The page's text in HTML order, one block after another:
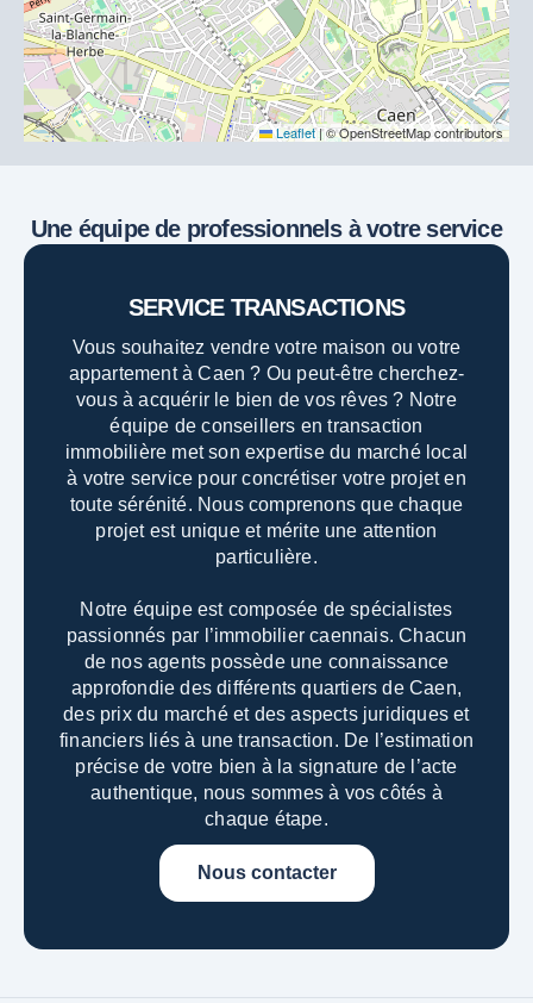
Leaflet|© OpenStreetMap contributors
Une équipe de professionnels à votre service
SERVICE TRANSACTIONS
Vous souhaitez vendre votre maison ou votre
appartement à Caen ? Ou peut-être cherchez-
vous à acquérir le bien de vos rêves ? Notre
équipe de conseillers en transaction
immobilière met son expertise du marché local
à votre service pour concrétiser votre projet en
toute sérénité. Nous comprenons que chaque
projet est unique et mérite une attention
particulière.
Notre équipe est composée de spécialistes
passionnés par l’immobilier caennais. Chacun
de nos agents possède une connaissance
approfondie des différents quartiers de Caen,
des prix du marché et des aspects juridiques et
financiers liés à une transaction. De l’estimation
précise de votre bien à la signature de l’acte
authentique, nous sommes à vos côtés à
chaque étape.
Nous contacter